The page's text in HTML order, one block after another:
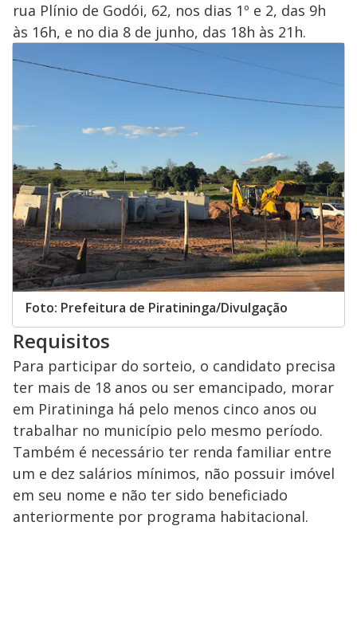
rua Plínio de Godói, 62, nos dias 1º e 2, das 9h
às 16h, e no dia 8 de junho, das 18h às 21h.
Foto: Prefeitura de Piratininga/Divulgação
Requisitos
Para participar do sorteio, o candidato precisa
ter mais de 18 anos ou ser emancipado, morar
em Piratininga há pelo menos cinco anos ou
trabalhar no município pelo mesmo período.
Também é necessário ter renda familiar entre
um e dez salários mínimos, não possuir imóvel
em seu nome e não ter sido beneficiado
anteriormente por programa habitacional.